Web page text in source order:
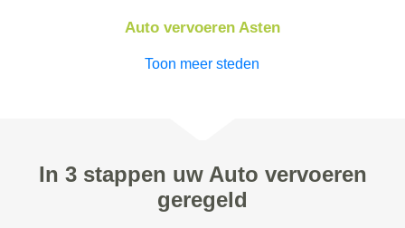
Auto vervoeren Asten
Toon meer steden
In 3 stappen uw Auto vervoeren
geregeld